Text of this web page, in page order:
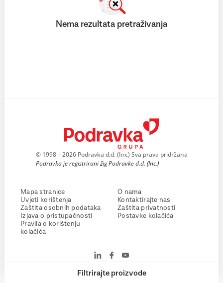
Filtrirajte proizvode
Nema rezultata pretraživanja
© 1998 – 2026 Podravka d.d. (Inc) Sva prava pridržana
Podravka je registrirani žig Podravke d.d. (Inc.)
Mapa stranice
Uvjeti korištenja
Zaštita osobnih podataka
Izjava o pristupačnosti
Pravila o korištenju
kolačića
O nama
Kontaktirajte nas
Zaštita privatnosti
Postavke kolačića